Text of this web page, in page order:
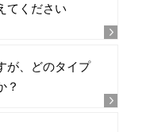
てください
が、どのタイプ
？